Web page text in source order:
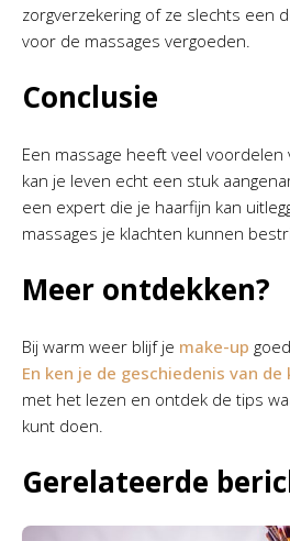
zorgverzekering of ze slechts een
voor de massages vergoeden.
Conclusie
Een massage heeft veel
kan je leven echt een stuk
een expert die je haarfijn kan
massages je klachten kunnen
Meer ontdekken?
Bij warm weer blijf je make-up
En ken je de geschiedenis van de
met het lezen en ontdek de tips
kunt doen.
Gerelateerde